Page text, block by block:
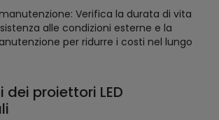
Verifica la durata di vita
alle condizioni esterne e la
per ridurre i costi nel lungo
proiettori LED